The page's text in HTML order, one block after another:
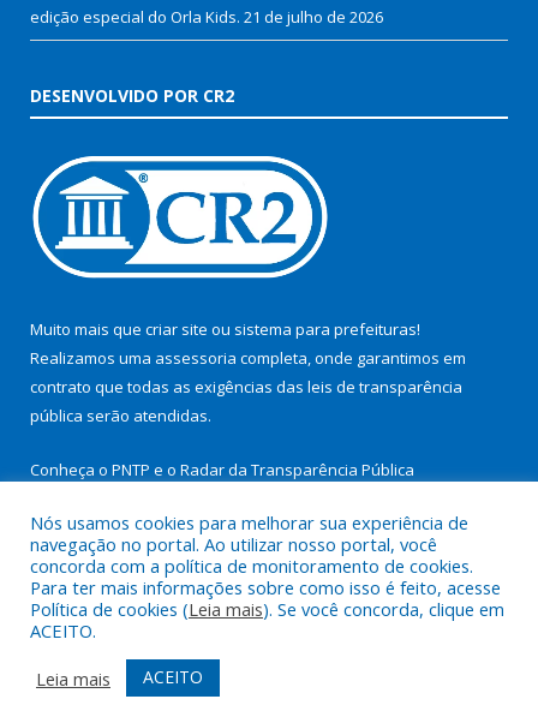
edição especial do Orla Kids. 21 de julho de 2026
DESENVOLVIDO POR CR2
Muito mais que criar site ou sistema para prefeituras!
Realizamos uma assessoria completa, onde garantimos em
contrato que todas as exigências das leis de transparência
pública serão atendidas.
Conheça o PNTP e o Radar da Transparência Pública
Todos os direitos reservados a Prefeitura Municipal de São
Miguel do Guamá.
Mapa do Site
Acessar Área Administrativa
Acessar Webmail
Nós usamos cookies para melhorar sua experiência de
navegação no portal. Ao utilizar nosso portal, você
concorda com a política de monitoramento de cookies.
Para ter mais informações sobre como isso é feito, acesse
Política de cookies (Leia mais). Se você concorda, clique em
ACEITO.
Leia mais
ACEITO